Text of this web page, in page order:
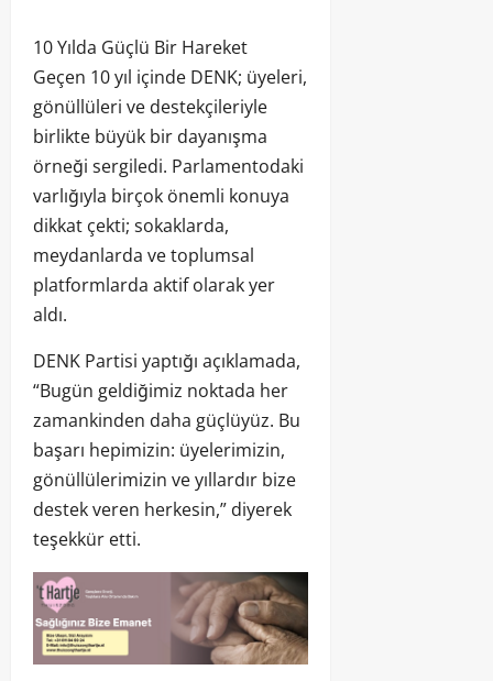
10 Yılda Güçlü Bir Hareket
Geçen 10 yıl içinde DENK; üyeleri,
gönüllüleri ve destekçileriyle
birlikte büyük bir dayanışma
örneği sergiledi. Parlamentodaki
varlığıyla birçok önemli konuya
dikkat çekti; sokaklarda,
meydanlarda ve toplumsal
platformlarda aktif olarak yer
aldı.
DENK Partisi yaptığı açıklamada,
“Bugün geldiğimiz noktada her
zamankinden daha güçlüyüz. Bu
başarı hepimizin: üyelerimizin,
gönüllülerimizin ve yıllardır bize
destek veren herkesin,” diyerek
teşekkür etti.